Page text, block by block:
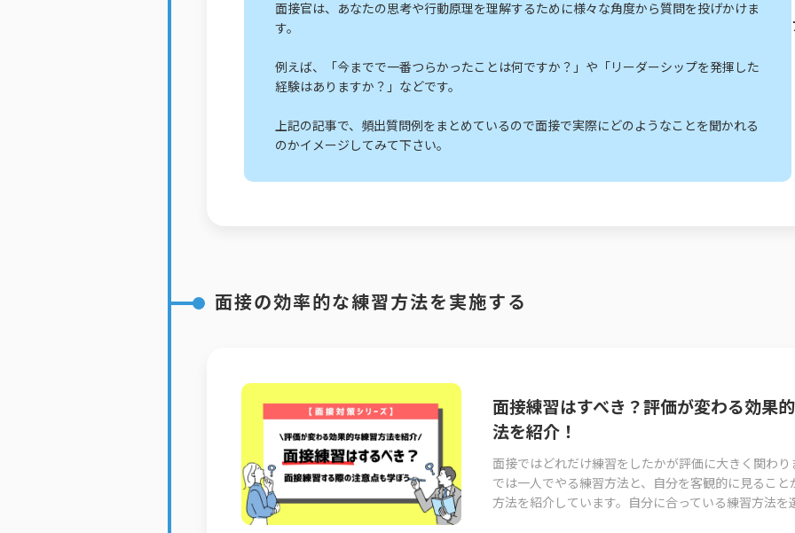
面接官は、あなたの思考や行動原理を理解するために様々な角度から質問を投げかけま
す。
例えば、「今までで一番つらかったことは何ですか？」や「リーダーシップを発揮した
経験はありますか？」などです。
上記の記事で、頻出質問例をまとめているので面接で実際にどのようなことを聞かれる
のかイメージしてみて下さい。
面接の効率的な練習方法を実施する
面接練習はすべき？評価が変わる効果
法を紹介！
面接ではどれだけ練習をしたかが評価に大きく関わり
では一人でやる練習方法と、自分を客観的に見ること
方法を紹介しています。自分に合っている練習方法を選